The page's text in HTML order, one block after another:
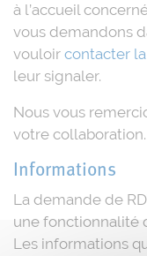
à l’accueil
vous demandons
vouloir contacter
leur signaler.
Nous vous
votre collaboration.
Informations
La demande de
une fonctionnalité
Les informations